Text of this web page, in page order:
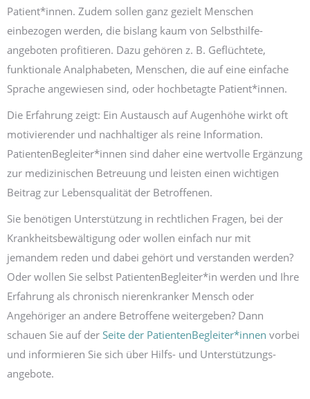
Patient*innen. Zudem sollen ganz gezielt Menschen
einbezogen werden, die bislang kaum von Selbsthilfe­
angeboten profitieren. Dazu gehören z. B. Geflüchtete,
funktionale Analphabeten, Menschen, die auf eine einfache
Sprache angewiesen sind, oder hochbetagte Patient*innen.
Die Erfahrung zeigt: Ein Austausch auf Augen­höhe wirkt oft
motivierender und nachhaltiger als reine Information.
PatientenBegleiter*innen sind daher eine wertvolle Ergänzung
zur medizinischen Betreuung und leisten einen wichtigen
Beitrag zur Lebens­qualität der Betroffenen.
Sie benötigen Unterstützung in rechtlichen Fragen, bei der
Krankheits­bewältigung oder wollen einfach nur mit
jemandem reden und dabei gehört und verstanden werden?
Oder wollen Sie selbst PatientenBegleiter*in werden und Ihre
Erfahrung als chronisch nierenkranker Mensch oder
Angehöriger an andere Betroffene weitergeben? Dann
schauen Sie auf der Seite der PatientenBegleiter*innen vorbei
und informieren Sie sich über Hilfs- und Unterstützungs­
angebote.